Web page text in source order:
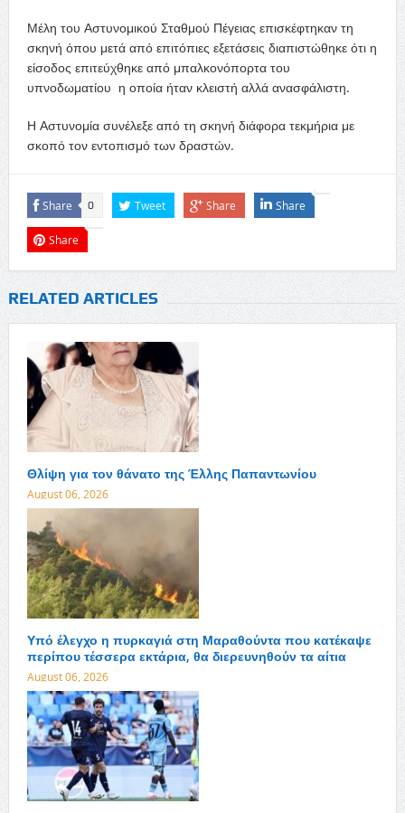
Μέλη του Αστυνομικού Σταθμού Πέγειας επισκέφτηκαν τη
σκηνή όπου μετά από επιτόπιες εξετάσεις διαπιστώθηκε ότι η
είσοδος επιτεύχθηκε από μπαλκονόπορτα του
υπνοδωματίου η οποία ήταν κλειστή αλλά ανασφάλιστη.
Η Αστυνομία συνέλεξε από τη σκηνή διάφορα τεκμήρια με
σκοπό τον εντοπισμό των δραστών.
Share 0 Tweet Share Share
Share
RELATED ARTICLES
Θλίψη για τον θάνατο της Έλλης Παπαντωνίου
August 06, 2026
Υπό έλεγχο η πυρκαγιά στη Μαραθούντα που κατέκαψε
περίπου τέσσερα εκτάρια, θα διερευνηθούν τα αίτια
August 06, 2026